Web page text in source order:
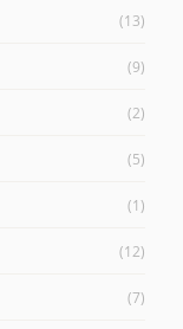
(13)
(9)
(2)
(5)
(1)
(12)
(7)